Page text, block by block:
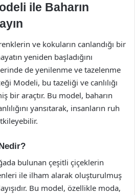
ile Baharın
ve kokuların canlandığı bir
yeniden başladığını
de yenilenme ve tazelenme
Modeli, bu tazeliği ve canlılığı
bir araçtır. Bu model, baharın
yansıtarak, insanların ruh
bulunan çeşitli çiçeklerin
ile ilham alarak oluşturulmuş
Bu model, özellikle moda,